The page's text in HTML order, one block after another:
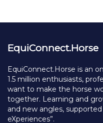
EquiConnect.Horse
EquiConnect.Horse is an
1.5 million enthusiasts,
want to make the horse
together. Learning and
and new angles,
eXperiences”.